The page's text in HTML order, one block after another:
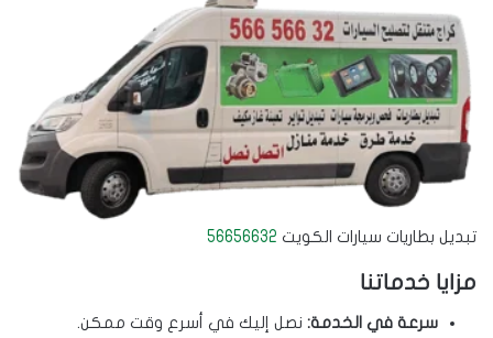
تبديل بطاريات سيارات الكويت 56656632
مزايا خدماتنا
سرعة في الخدمة: نصل إليك في أسرع وقت ممكن.